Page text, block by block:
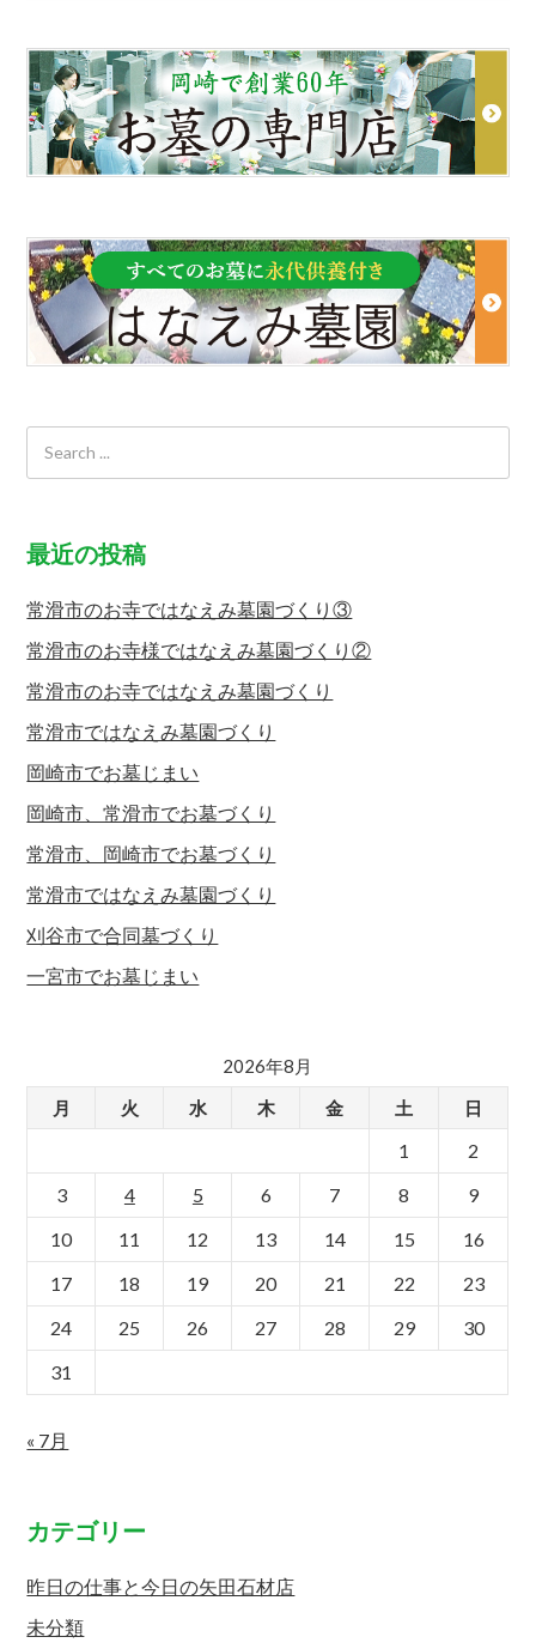
最近の投稿
常滑市のお寺ではなえみ墓園づくり③
常滑市のお寺様ではなえみ墓園づくり②
常滑市のお寺ではなえみ墓園づくり
常滑市ではなえみ墓園づくり
岡崎市でお墓じまい
岡崎市、常滑市でお墓づくり
常滑市、岡崎市でお墓づくり
常滑市ではなえみ墓園づくり
刈谷市で合同墓づくり
一宮市でお墓じまい
2026年8月
月
火 水 木 金 土 日
1
2
3
4 5 6 7 8
9
10
11 12 13 14 15
16
17
18 19 20 21 22
23
24
25 26 27 28 29
30
31
« 7月
カテゴリー
昨日の仕事と今日の矢田石材店
未分類